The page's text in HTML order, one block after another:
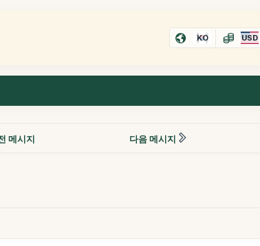
KO USD
메시지 다음 메시지